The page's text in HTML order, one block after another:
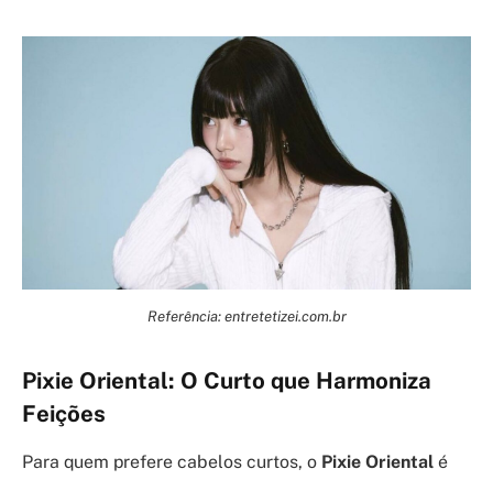
Referência: entretetizei.com.br
Pixie Oriental: O Curto que Harmoniza
Feições
Para quem prefere cabelos curtos, o Pixie Oriental é